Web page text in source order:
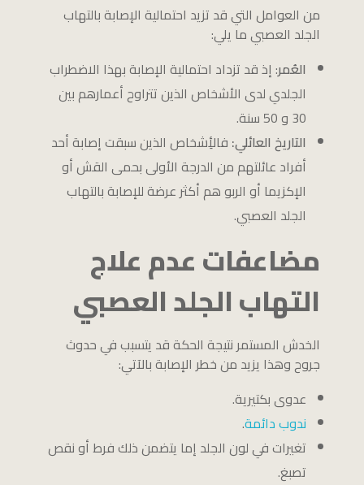
من العوامل التي قد تزيد احتمالية الإصابة بالتهاب
الجلد العصبي ما يلي:
العُمر: إذ قد تزداد احتمالية الإصابة بهذا الاضطراب
الجلدي لدى الأشخاص الذين تتراوح أعمارهم بين
30 و 50 سنة.
التاريخ العائلي: فالأِشخاص الذين سبقت إصابة أحد
أفراد عائلتهم من الدرجة الأولى بحمى القش أو
الإكزيما أو الربو هم أكثر عرضة للإصابة بالتهاب
الجلد العصبي.
مضاعفات عدم علاج
التهاب الجلد العصبي
الخدش المستمر نتيجة الحكة قد يتسبب في حدوث
جروح وهذا يزيد من خطر الإصابة بالآتي:
عدوى بكتيرية.
ندوب دائمة.
تغيرات في لون الجلد إما يتضمن ذلك فرط أو نقص
تصبغ.